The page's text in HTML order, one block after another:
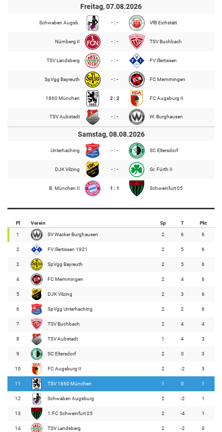
Freitag, 07.08.2026
Schwaben Augsb. - : - VfB Eichstätt
Nürnberg II - : - TSV Buchbach
TSV Landsberg - : - FV Illertissen
SpVgg Bayreuth - : - FC Memmingen
1860 München 2 : 2 FC Augsburg II
TSV Aubstadt - : - W. Burghausen
Samstag, 08.08.2026
Unterhaching - : - SC Eltersdorf
DJK Vilzing - : - Gr. Fürth II
B. München II 1 : 1 Schweinfurt 05
Pl Verein Sp T Pkt
1 SV Wacker Burghausen 2 6 6
2 FV Illertissen 1921 2 5 6
2 SpVgg Bayreuth 2 5 6
4 FC Memmingen 2 4 6
5 DJK Vilzing 2 3 6
6 SpVgg Unterhaching 2 2 6
7 TSV Buchbach 2 4 4
8 TSV Aubstadt 1 4 3
9 SC Eltersdorf 2 0 3
10 FC Augsburg II 2 -2 3
11 TSV 1860 München 1 0 1
12 Schwaben Augsburg 2 -2 1
13 1.FC Schweinfurt 05 2 -4 1
14 TSV Landsberg 2 -2 0